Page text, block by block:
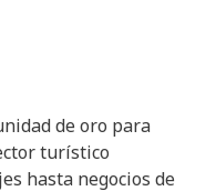
de oro para
turístico
hasta negocios de